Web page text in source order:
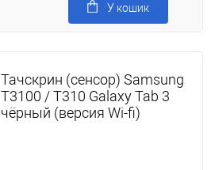
У кошик
Тачскрин (сенсор) Samsung
T3100 / T310 Galaxy Tab 3
чёрный (версия Wi-fi)